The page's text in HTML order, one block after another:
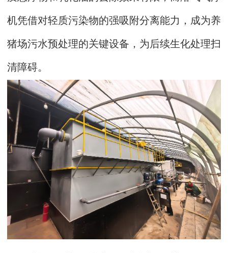
机凭借对轻质污染物的强吸附分离能力，成为养
猪场污水预处理的关键设备，为后续生化处理扫
清障碍。